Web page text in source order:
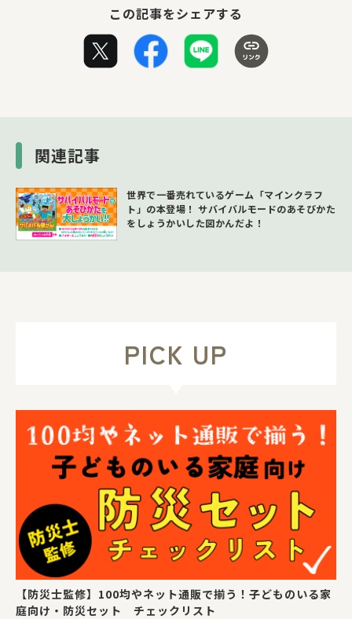
この記事をシェアする
関連記事
世界で一番売れているゲーム「マインクラフ
ト」の本登場！ サバイバルモードのあそびかた
をしょうかいした図かんだよ！
PICK UP
【防災士監修】100均やネット通販で揃う！子どものいる家
庭向け・防災セット チェックリスト